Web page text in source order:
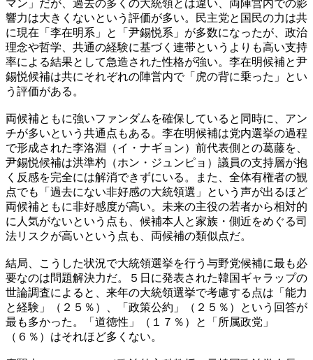
マン」だが、過去の多くの大統領とは違い、両陣営内での影
響力は大きくないという評価が多い。民主党と国民の力は共
に現在「李在明系」と「尹錫悦系」が多数になったが、政治
理念や哲学、共通の経験に基づく連帯というよりも高い支持
率による結果として急造された性格が強い。李在明候補と尹
錫悦候補は共にそれぞれの陣営内で「虎の背に乗った」とい
う評価がある。
両候補ともに強いファンダムを確保していると同時に、アン
チが多いという共通点もある。李在明候補は党内選挙の過程
で形成された李洛淵（イ・ナギョン）前代表側との葛藤を、
尹錫悦候補は洪準杓（ホン・ジュンピョ）議員の支持層が抱
く反感を完全には解消できずにいる。また、全体有権者の観
点でも「過去にない非好感の大統領選」という声が出るほど
両候補ともに非好感度が高い。未来の主役の若者から相対的
に人気がないという点も、候補本人と家族・側近をめぐる司
法リスクが高いという点も、両候補の類似点だ。
結局、こうした状況で大統領選挙を行う与野党候補に最も必
要なのは問題解決力だ。５日に発表された韓国ギャラップの
世論調査によると、来年の大統領選挙で考慮する点は「能力
と経験」（２５％）、「政策公約」（２５％）という回答が
最も多かった。「道徳性」（１７％）と「所属政党」
（６％）はそれほど多くない。